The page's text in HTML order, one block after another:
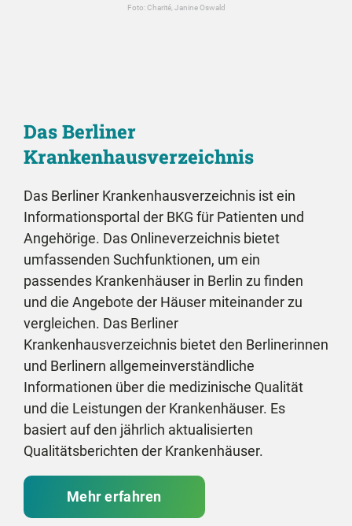
Foto: Charité, Janine Oswald
Das Berliner
Krankenhausverzeichnis
Das Berliner Krankenhausverzeichnis ist ein
Informationsportal der BKG für Patienten und
Angehörige. Das Onlineverzeichnis bietet
umfassenden Suchfunktionen, um ein
passendes Krankenhäuser in Berlin zu finden
und die Angebote der Häuser miteinander zu
vergleichen. Das Berliner
Krankenhausverzeichnis bietet den Berlinerinnen
und Berlinern allgemeinverständliche
Informationen über die medizinische Qualität
und die Leistungen der Krankenhäuser. Es
basiert auf den jährlich aktualisierten
Qualitätsberichten der Krankenhäuser.
Mehr erfahren